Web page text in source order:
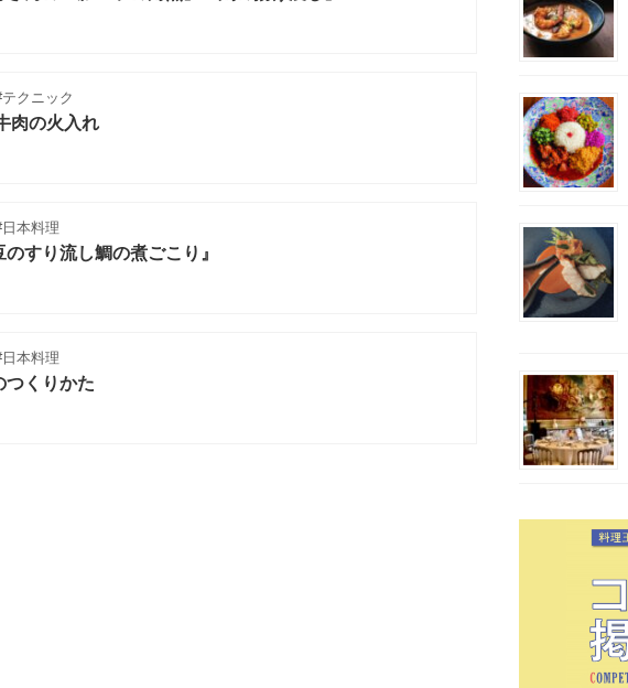
クニック
肉の火入れ
本料理
のすり流し鯛の煮ごこり』
本料理
つくりかた